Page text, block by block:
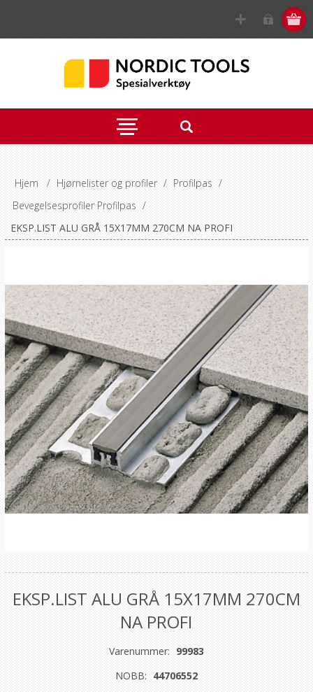
Hjem / Hjørnelister og profiler / Profilpas /
Bevegelsesprofiler Profilpas /
EKSP.LIST ALU GRÅ 15X17MM 270CM NA PROFI
EKSP.LIST ALU GRÅ 15X17MM 270CM
NA PROFI
Varenummer: 99983
NOBB: 44706552